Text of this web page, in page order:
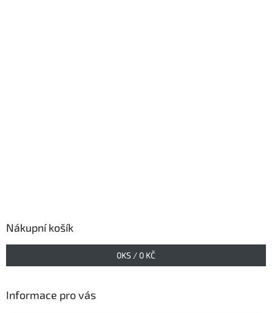
Nákupní košík
0KS / 0 KČ
Informace pro vás